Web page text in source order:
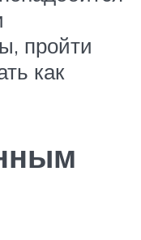
пройти
как